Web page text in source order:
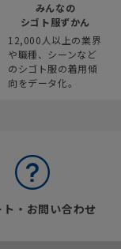
みんなの
シゴト服ずかん
12,000人以上の業界
や職種、シーンなど
のシゴト服の着用傾
向をデータ化。
・お問い合わせ